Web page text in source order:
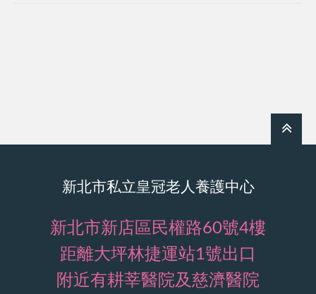
新北市私立皇冠老人養護中心
新北市新店區民權路60號4樓
距離大坪林捷運站1號出口
附近有耕莘醫院及慈濟醫院